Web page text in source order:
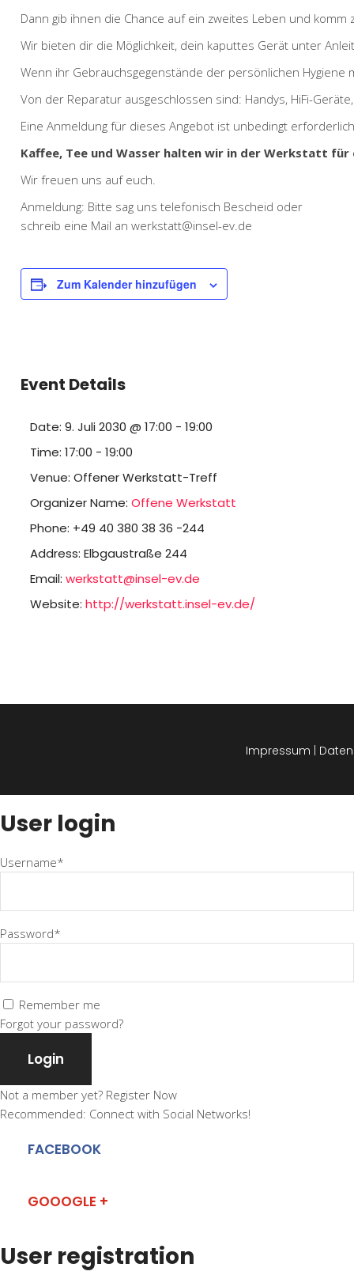
Dann gib ihnen die Chance auf ein zweites Leben und
Wir bieten dir die Möglichkeit, dein kaputtes Gerät unter
Wenn ihr Gebrauchsgegenstände der persönlichen
Von der Reparatur ausgeschlossen sind: Handys, HiFi-
Eine Anmeldung für dieses Angebot ist unbedingt
Kaffee, Tee und Wasser halten wir in der Werkstatt für
Wir freuen uns auf euch.
Anmeldung: Bitte sag uns telefonisch Bescheid oder
schreib eine Mail an werkstatt@insel-ev.de
Zum Kalender hinzufügen
Event Details
Date: 9. Juli 2030 @ 17:00 - 19:00
Time: 17:00 - 19:00
Venue: Offener Werkstatt-Treff
Organizer Name: Offene Werkstatt
Phone: +49 40 380 38 36 -244
Address: Elbgaustraße 244
Email: werkstatt@insel-ev.de
Website: http://werkstatt.insel-ev.de/
Impressum
User login
Username*
Password*
Remember me
Forgot your password?
Login
Not a member yet? Register Now
Recommended: Connect with Social Networks!
FACEBOOK
GOOOGLE +
User registration